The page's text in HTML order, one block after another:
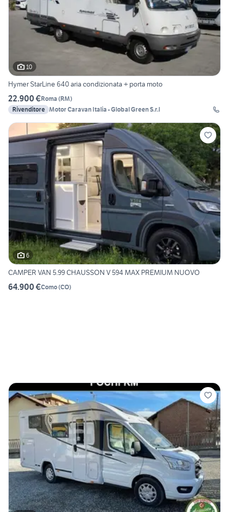
10
Hymer StarLine 640 aria condizionata + porta moto
22.900 €Roma (RM)
Rivenditore Motor Caravan Italia - Global Green S.r.l
6
CAMPER VAN 5.99 CHAUSSON V 594 MAX PREMIUM NUOVO
64.900 €Como(CO)